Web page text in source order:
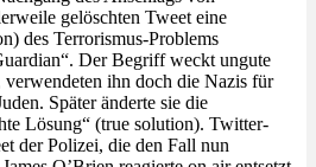
gelöschten Tweet eine
des Terrorismus-Problems
Der Begriff weckt ungute
verwendeten ihn doch die Nazis für
Später änderte sie die
Lösung“ (true solution). Twitter-
der Polizei, die den Fall nun